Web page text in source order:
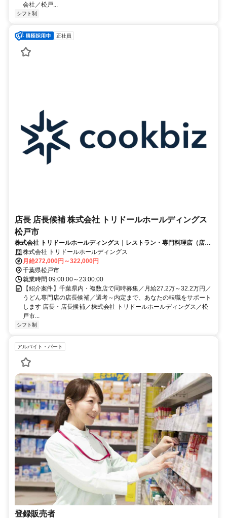
会社／松戸...
シフト制
正社員
店長 店長候補 株式会社 トリドールホールディングス
松戸市
株式会社 トリドールホールディングス｜レストラン・専門料理店（店
長・店長候補）
株式会社 トリドールホールディングス
月給272,000円～322,000円
千葉県松戸市
就業時間 09:00:00～23:00:00
【紹介案件】千葉県内・複数店で同時募集／月給27.2万～32.2万円／
うどん専門店の店長候補／選考～内定まで、あなたの転職をサポート
します 店長・店長候補／株式会社 トリドールホールディングス／松
戸市...
シフト制
アルバイト・パート
登録販売者